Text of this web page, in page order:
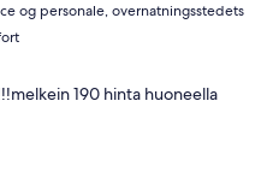
og personale, overnatningsstedets
190 hinta huoneella